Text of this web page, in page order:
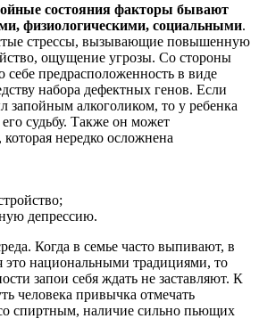
состояния факторы бывают
физиологическими, социальными.
стрессы, вызывающие повышенную
ощущение угрозы. Со стороны
себе предрасположенность в виде
набора дефектных генов. Если
запойным алкоголиком, то у ребенка
судьбу. Также он может
которая нередко осложнена
депрессию.
Когда в семье часто выпивают, в
это национальными традициями, то
запои себя ждать не заставляют. К
человека привычка отмечать
спиртным, наличие сильно пьющих